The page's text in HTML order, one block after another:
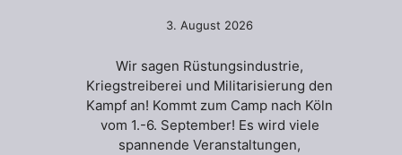
3. August 2026
Wir sagen Rüstungsindustrie,
Kriegstreiberei und Militarisierung den
Kampf an! Kommt zum Camp nach Köln
vom 1.-6. September! Es wird viele
spannende Veranstaltungen,